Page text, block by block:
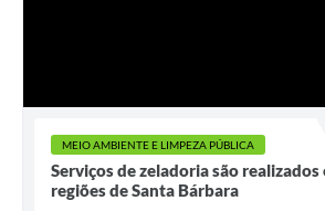
MEIO AMBIENTE E LIMPEZA PÚBLICA
Serviços de zeladoria são realizados
regiões de Santa Bárbara